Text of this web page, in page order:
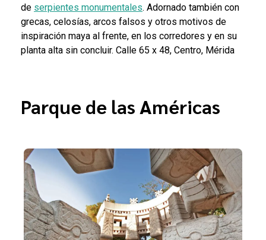
de serpientes monumentales. Adornado también con
grecas, celosías, arcos falsos y otros motivos de
inspiración maya al frente, en los corredores y en su
planta alta sin concluir. Calle 65 x 48, Centro, Mérida
Parque de las Américas